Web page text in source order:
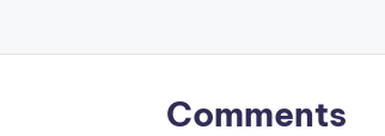
Comments